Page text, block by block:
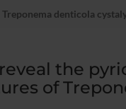
denticola
the
of